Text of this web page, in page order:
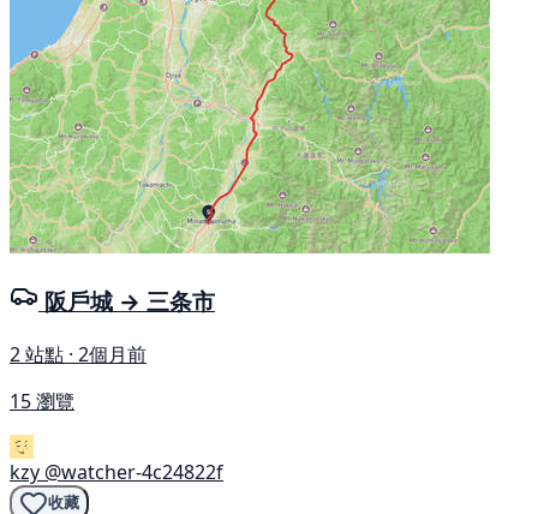
阪戶城 → 三条市
2 站點 · 2個月前
15 瀏覽
kzy @watcher-4c24822f
收藏